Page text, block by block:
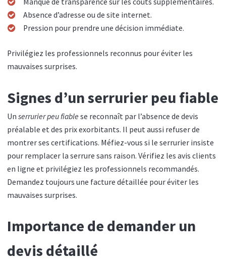
Manque de transparence sur les coûts supplémentaires.
Absence d’adresse ou de site internet.
Pression pour prendre une décision immédiate.
Privilégiez les professionnels reconnus pour éviter les
mauvaises surprises.
Signes d’un serrurier peu fiable
Un serrurier peu fiable se reconnaît par l’absence de devis
préalable et des prix exorbitants. Il peut aussi refuser de
montrer ses certifications. Méfiez-vous si le serrurier insiste
pour remplacer la serrure sans raison. Vérifiez les avis clients
en ligne et privilégiez les professionnels recommandés.
Demandez toujours une facture détaillée pour éviter les
mauvaises surprises.
Importance de demander un
devis détaillé